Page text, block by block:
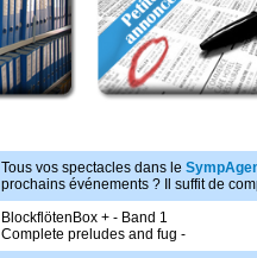
Tous vos spectacles dans le
prochains événements ? Il suffit de
BlockflötenBox + - Band 1
Complete preludes and fug -